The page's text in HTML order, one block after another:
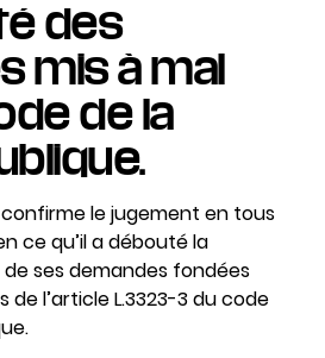
des
mis à mal
de la
confirme le jugement en tous
ce qu’il a débouté la
de ses demandes fondées
de l’article L.3323-3 du code